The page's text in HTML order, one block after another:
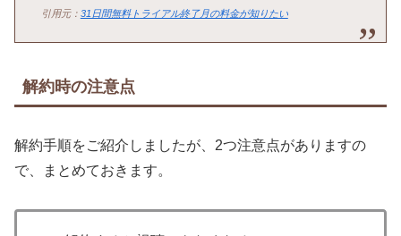
引用元： 31日間無料トライアル終了月の料金が知りたい
解約時の注意点
解約手順をご紹介しましたが、2つ注意点がありますの
で、まとめておきます。